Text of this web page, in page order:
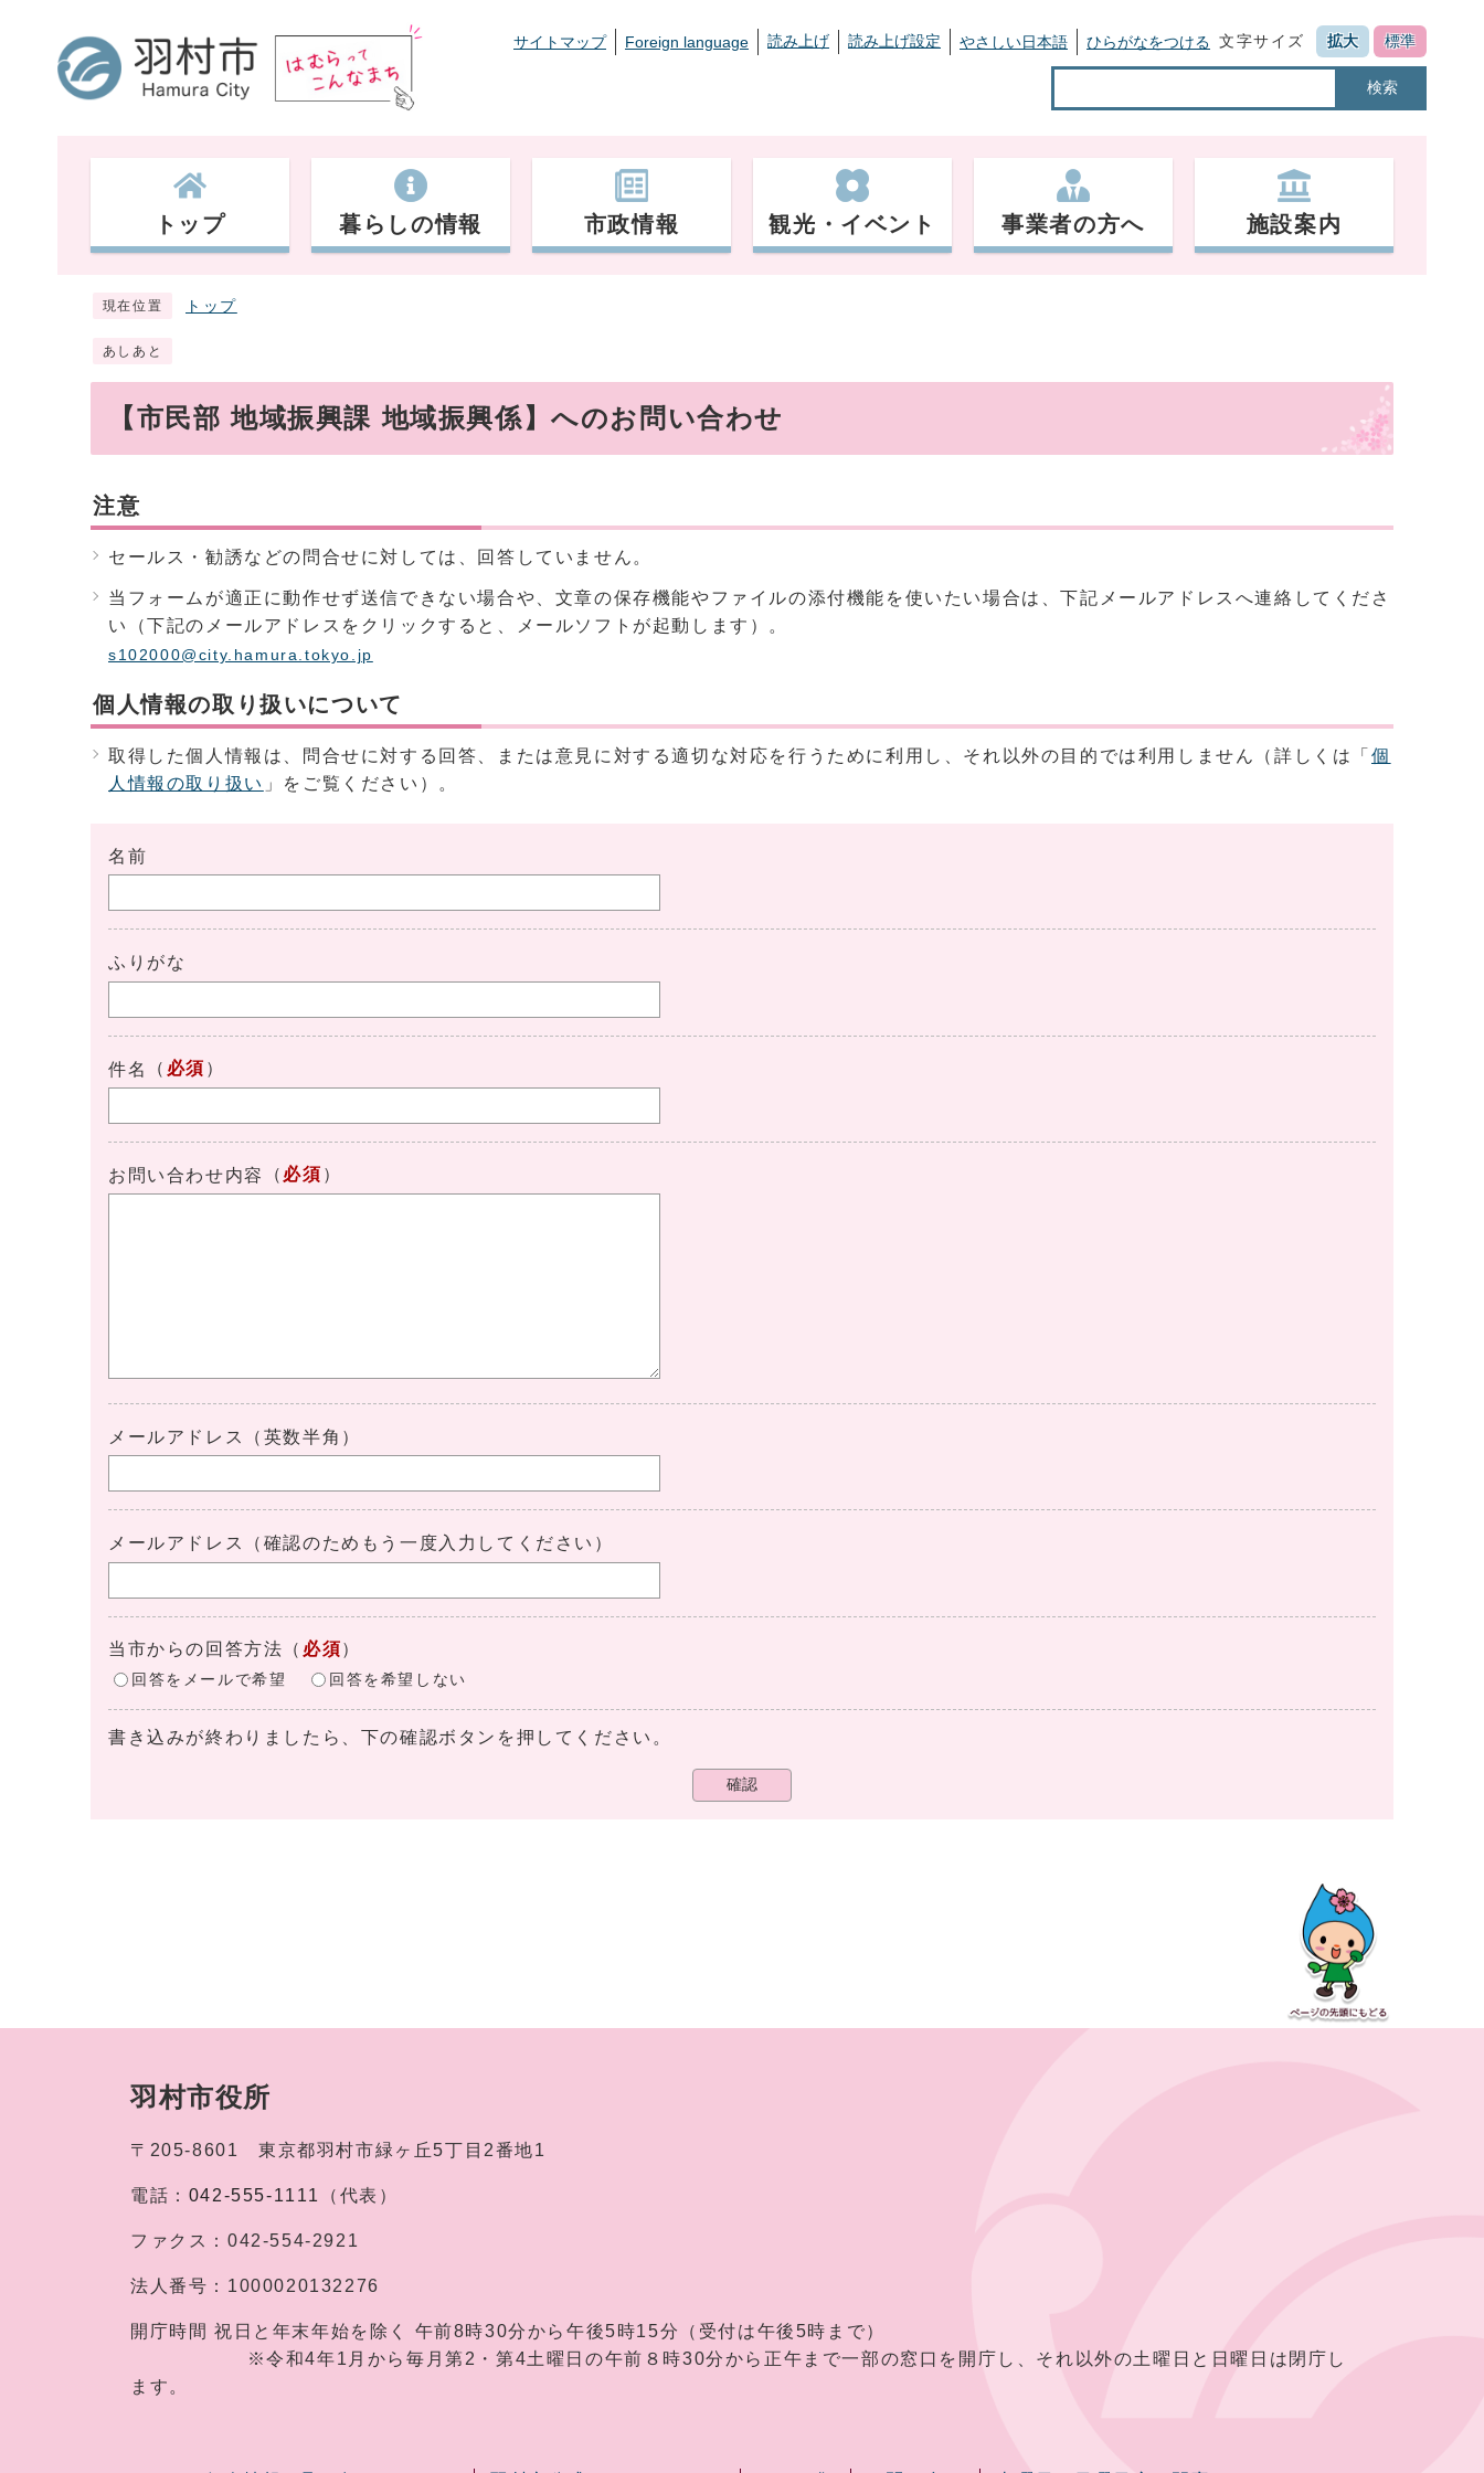
サイトマップ Foreign language 読み上げ 読み上げ設定 やさしい日本語 ひらがなをつける 文字サイズ 拡大 標準
検索
トップ 暮らしの情報 市政情報 観光・イベント 事業者の方へ 施設案内
現在位置 トップ
あしあと
【市民部 地域振興課 地域振興係】へのお問い合わせ
注意
セールス・勧誘などの問合せに対しては、回答していません。
当フォームが適正に動作せず送信できない場合や、文章の保存機能やファイルの添付機能を使いたい場合は、下記メールアドレスへ連絡してくださ
い（下記のメールアドレスをクリックすると、メールソフトが起動します）。
s102000@city.hamura.tokyo.jp
個人情報の取り扱いについて
取得した個人情報は、問合せに対する回答、または意見に対する適切な対応を行うために利用し、それ以外の目的では利用しません（詳しくは「 個
人情報の取り扱い 」をご覧ください）。
名前
ふりがな
件名 （ 必須 ）
お問い合わせ内容 （ 必須 ）
メールアドレス（英数半角）
メールアドレス（確認のためもう一度入力してください）
当市からの回答方法 （ 必須）
回答をメールで希望 回答を希望しない
書き込みが終わりましたら、下の確認ボタンを押してください。
確認
羽村市役所
〒205-8601 東京都羽村市緑ヶ丘5丁目2番地1
電話： 042-555-1111 （代表）
ファクス： 042-554-2921
法人番号： 1000020132276
開庁時間 祝日と年末年始を除く 午前8時30分から午後5時15分（受付は午後5時まで）
※令和4年1月から毎月第2・第4土曜日の午前８時30分から正午まで一部の窓口を開庁し、それ以外の土曜日と日曜日は閉庁し
ます。